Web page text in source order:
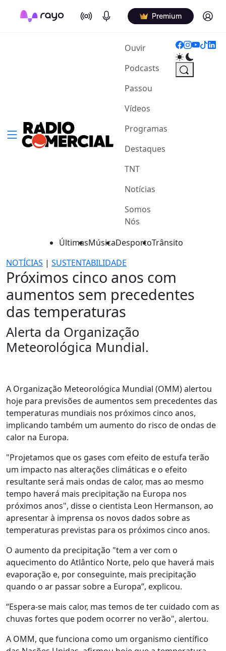
On Air Podcasts Premium Log in
Ouvir(current)
Podcasts
Passou
Vídeos
Programas
Destaques
TNT
Notícias
Somos
Nós
ÚltimasMúsicaDesportoTrânsito
NOTÍCIAS | SUSTENTABILIDADE
Próximos cinco anos com
aumentos sem precedentes
das temperaturas
Alerta da Organização
Meteorológica Mundial.
A Organização Meteorológica Mundial (OMM) alertou
hoje para previsões de aumentos sem precedentes das
temperaturas mundiais nos próximos cinco anos,
implicando também um aumento do risco de ondas de
calor na Europa.
"Projetamos que os gases com efeito de estufa terão
um impacto nas alterações climáticas e o efeito
resultante será mais ondas de calor, mas ao mesmo
tempo haverá mais precipitação na Europa nos
próximos anos", disse o cientista Leon Hermanson, ao
apresentar à imprensa os novos dados sobre as
temperaturas previstas para os próximos cinco anos.
O aumento da precipitação "tem a ver com o
aquecimento do Atlântico Norte, pelo que haverá mais
evaporação e, por conseguinte, mais precipitação
quando o ar passar sobre a Europa”, explicou.
“Espera-se mais calor, mas temos de ter cuidado com as
chuvas fortes que podem ocorrer no verão", alertou.
A OMM, que funciona como um organismo científico